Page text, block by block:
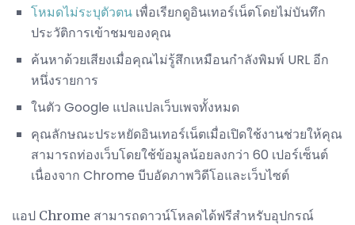
โหมดไม่ระบุตัวตน เพื่อเรียกดูอินเทอร์เน็ตโดยไม่บันทึก
ประวัติการเข้าชมของคุณ
ค้นหาด้วยเสียงเมื่อคุณไม่รู้สึกเหมือนกำลังพิมพ์ URL อีก
หนึ่งรายการ
ในตัว Google แปลแปลเว็บเพจทั้งหมด
คุณลักษณะประหยัดอินเทอร์เน็ตเมื่อเปิดใช้งานช่วยให้คุณ
สามารถท่องเว็บโดยใช้ข้อมูลน้อยลงกว่า 60 เปอร์เซ็นต์
เนื่องจาก Chrome บีบอัดภาพวิดีโอและเว็บไซต์
แอป Chrome สามารถดาวน์โหลดได้ฟรีสำหรับอุปกรณ์